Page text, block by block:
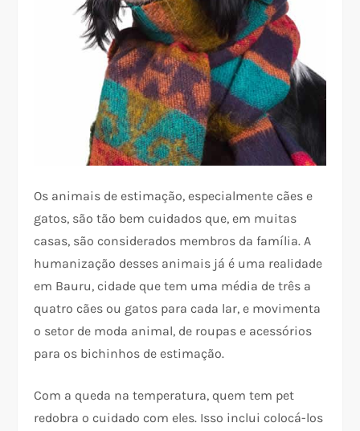
Os animais de estimação, especialmente cães e
gatos, são tão bem cuidados que, em muitas
casas, são considerados membros da família. A
humanização desses animais já é uma realidade
em Bauru, cidade que tem uma média de três a
quatro cães ou gatos para cada lar, e movimenta
o setor de moda animal, de roupas e acessórios
para os bichinhos de estimação.
Com a queda na temperatura, quem tem pet
redobra o cuidado com eles. Isso inclui colocá-los